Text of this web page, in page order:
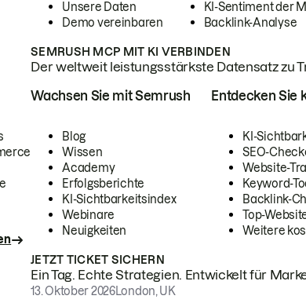
Unsere Daten
Demo vereinbaren
KI-Sentiment der
Backlink-Analyse
SEMRUSH MCP MIT KI VERBINDEN
Der weltweit leistungsstärkste Datensatz zu
Wachsen Sie mit Semrush
Blog
Wissen
Academy
Erfolgsberichte
KI-Sichtbarkeitsindex
Webinare
Neuigkeiten
Entdecken Sie
KI-
SEO-
Website-
Keyword-
Backlink-
Top-
Weitere
JETZT TICKET SICHERN
Ein Tag. Echte Strategien. Entwickelt für
13. Oktober 2026London, UK